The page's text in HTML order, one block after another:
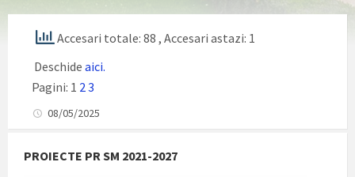
Accesari totale: 88 , Accesari astazi: 1
Deschide aici.
Pagini: 1 2 3
08/05/2025
PROIECTE PR SM 2021-2027